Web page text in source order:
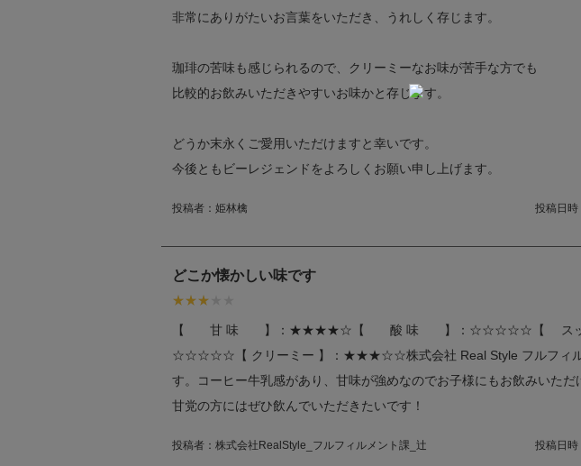
非常にありがたいお言葉をいただき、うれしく存じます。
珈琲の苦味も感じられるので、クリーミーなお味が苦手な方でも
比較的お飲みいただきやすいお味かと存じます。
どうか末永くご愛用いただけますと幸いです。
今後ともビーレジェンドをよろしくお願い申し上げます。
投稿者： 姫林檎 投稿日
どこか懐かしい味です
【 甘 味 】：★★★★☆【 酸 味 】：☆☆☆☆☆【 スッ
☆☆☆☆☆【 クリーミー 】：★★★☆☆株式会社 Real Style フルフィル
す。コーヒー牛乳感があり、甘味が強めなのでお子様にもお飲みいただ
甘党の方にはぜひ飲んでいただきたいです！
投稿者： 株式会社RealStyle_フルフィルメント課_辻 投稿日